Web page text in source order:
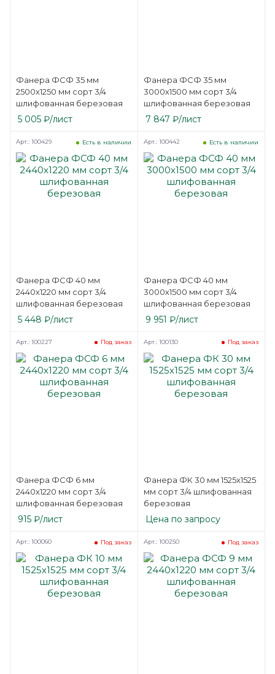
Фанера ФСФ 35 мм
2500х1250 мм сорт 3/4
шлифованная березовая
5 005 ₽/лист
Фанера ФСФ 35 мм
3000х1500 мм сорт 3/4
шлифованная березовая
7 847 ₽/лист
Фанера ФСФ 40 мм
2440х1220 мм сорт 3/4
шлифованная березовая
Есть в наличии
Арт.: 100429
5 448 ₽/лист
Фанера ФСФ 40 мм
3000х1500 мм сорт 3/4
шлифованная березовая
Есть в наличии
Арт.: 100442
9 951 ₽/лист
Фанера ФСФ 6 мм
2440х1220 мм сорт 3/4
шлифованная березовая
Под заказ
Арт.: 100227
915 ₽/лист
Фанера ФК 30 мм 1525х1525
мм сорт 3/4 шлифованная
березовая
Под заказ
Арт.: 100130
Цена по запросу
Под заказ
Арт.: 100060 Под заказ
Арт.: 100250